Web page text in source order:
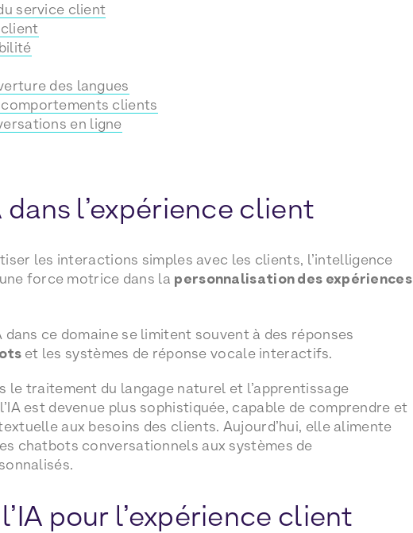
service client
des langues
clients
en ligne
dans l’expérience client
les interactions simples avec les clients, l’intelligence
force motrice dans la personnalisation des expériences
dans ce domaine se limitent souvent à des réponses
et les systèmes de réponse vocale interactifs.
le traitement du langage naturel et l’apprentissage
est devenue plus sophistiquée, capable de comprendre et
aux besoins des clients. Aujourd’hui, elle alimente
chatbots conversationnels aux systèmes de
pour l’expérience client